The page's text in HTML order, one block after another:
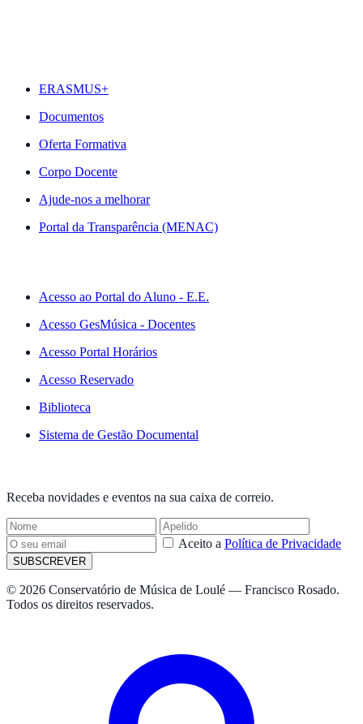
ERASMUS+
Documentos
Oferta Formativa
Corpo Docente
Ajude-nos a melhorar
Portal da Transparência (MENAC)
Acesso ao Portal do Aluno - E.E.
Acesso GesMúsica - Docentes
Acesso Portal Horários
Acesso Reservado
Biblioteca
Sistema de Gestão Documental
Receba novidades e eventos na sua caixa de correio.
Aceito a Política de Privacidade
SUBSCREVER
© 2026 Conservatório de Música de Loulé — Francisco Rosado.
Todos os direitos reservados.